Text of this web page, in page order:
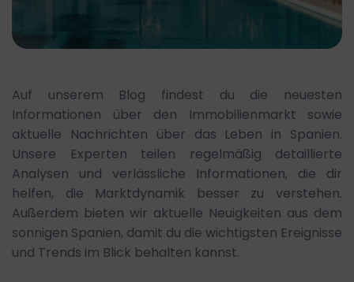
Auf unserem Blog findest du die neuesten
Informationen über den Immobilienmarkt sowie
aktuelle Nachrichten über das Leben in Spanien.
Unsere Experten teilen regelmäßig detaillierte
Analysen und verlässliche Informationen, die dir
helfen, die Marktdynamik besser zu verstehen.
Außerdem bieten wir aktuelle Neuigkeiten aus dem
sonnigen Spanien, damit du die wichtigsten Ereignisse
und Trends im Blick behalten kannst.